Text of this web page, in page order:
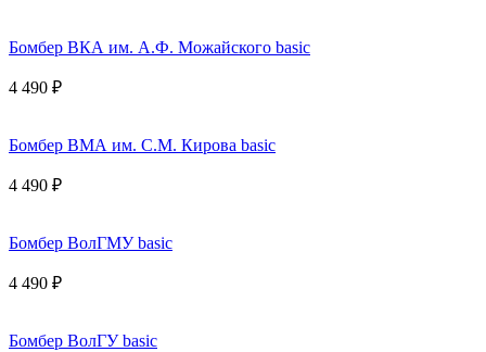
Бомбер ВКА им. А.Ф. Можайского basic
4 490 ₽
Бомбер ВМА им. С.М. Кирова basic
4 490 ₽
Бомбер ВолГМУ basic
4 490 ₽
Бомбер ВолГУ basic